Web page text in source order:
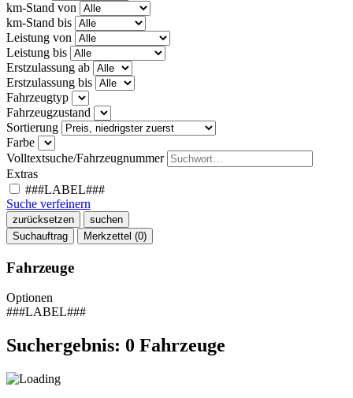
km-Stand von
km-Stand bis
Leistung von
Leistung bis
Erstzulassung ab
Erstzulassung bis
Fahrzeugtyp
Fahrzeugzustand
Sortierung
Farbe
Volltextsuche/Fahrzeugnummer
Extras
###LABEL###
Suche verfeinern
zurücksetzen
suchen
Suchauftrag
Merkzettel (0)
Fahrzeuge
Optionen
###LABEL###
Suchergebnis: 0 Fahrzeuge